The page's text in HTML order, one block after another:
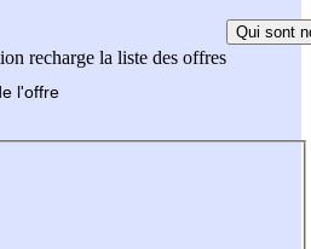
recharge la liste des offres
Qui sont
l'offre